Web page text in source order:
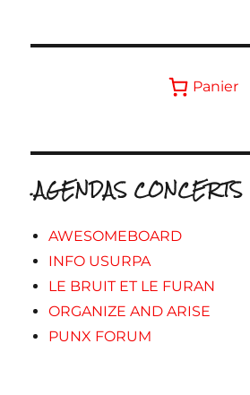
Panier
.AGENDAS CONCERTS
AWESOMEBOARD
INFO USURPA
LE BRUIT ET LE FURAN
ORGANIZE AND ARISE
PUNX FORUM